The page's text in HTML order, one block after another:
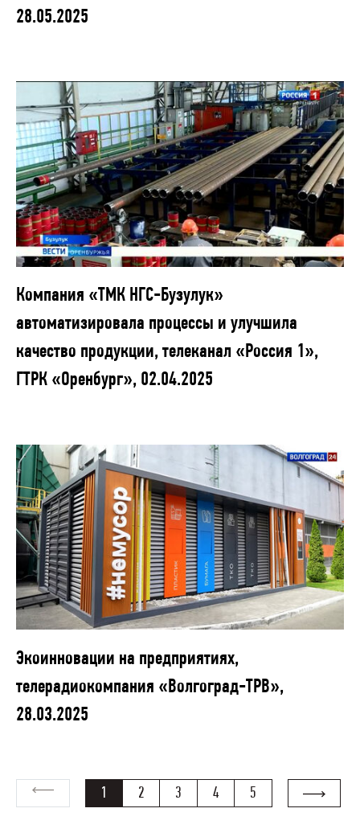
28.05.2025
Компания «ТМК НГС-Бузулук»
автоматизировала процессы и улучшила
качество продукции, телеканал «Россия 1»,
ГТРК «Оренбург», 02.04.2025
Экоинновации на предприятиях,
телерадиокомпания «Волгоград-ТРВ»,
28.03.2025
1 2 3 4 5